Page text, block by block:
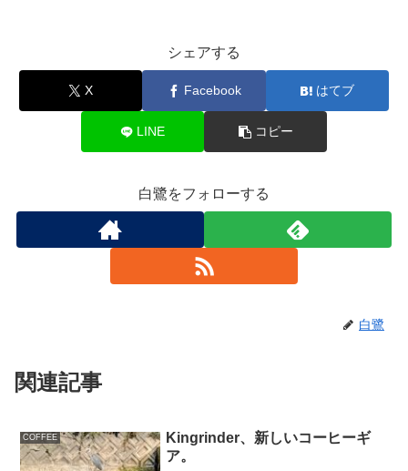
シェアする
X Facebook はてブ
LINE コピー
白鷺をフォローする
白鷺
関連記事
COFFEE
Kingrinder、新しいコーヒーギ
ア。